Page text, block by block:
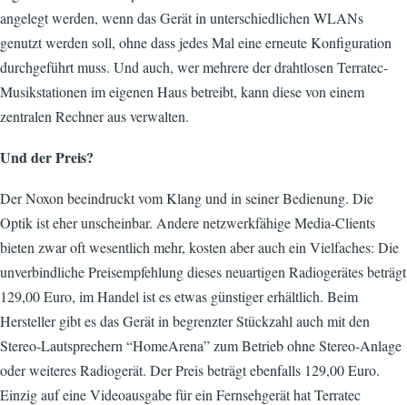
angelegt werden, wenn das Gerät in unterschiedlichen WLANs
genutzt werden soll, ohne dass jedes Mal eine erneute Konfiguration
durchgeführt muss. Und auch, wer mehrere der drahtlosen Terratec-
Musikstationen im eigenen Haus betreibt, kann diese von einem
zentralen Rechner aus verwalten.
Und der Preis?
Der Noxon beeindruckt vom Klang und in seiner Bedienung. Die
Optik ist eher unscheinbar. Andere netzwerkfähige Media-Clients
bieten zwar oft wesentlich mehr, kosten aber auch ein Vielfaches: Die
unverbindliche Preisempfehlung dieses neuartigen Radiogerätes beträgt
129,00 Euro, im Handel ist es etwas günstiger erhältlich. Beim
Hersteller gibt es das Gerät in begrenzter Stückzahl auch mit den
Stereo-Lautsprechern “HomeArena” zum Betrieb ohne Stereo-Anlage
oder weiteres Radiogerät. Der Preis beträgt ebenfalls 129,00 Euro.
Einzig auf eine Videoausgabe für ein Fernsehgerät hat Terratec